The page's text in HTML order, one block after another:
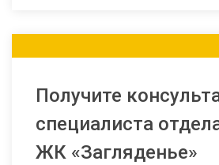
Получите
специалиста
ЖК «Загляденье»